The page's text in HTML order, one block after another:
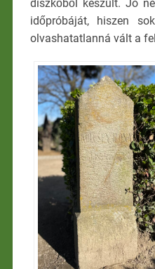
díszkőből készült. Jó
időpróbáját, hiszen
olvashatatlanná vált a